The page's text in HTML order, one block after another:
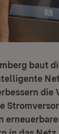
baut
die